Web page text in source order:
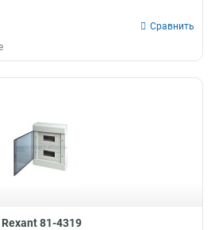
Сравнить
Rexant 81-4319